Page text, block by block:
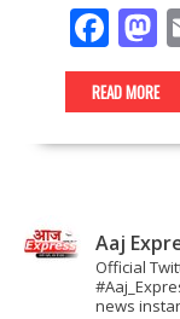
F
ac
e
b
k
d
READ MORE
Aaj
Official
news